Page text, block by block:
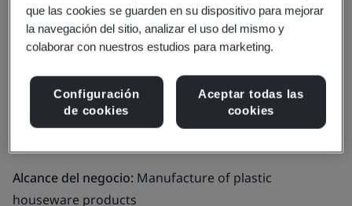
Dong Guan Prairie
Plastic Hardware Co.,
Ltd.
Alcance del negocio: Manufacture of plastic
houseware products
que las cookies se guarden en su dispositivo para mejorar
la navegación del sitio, analizar el uso del mismo y
colaborar con nuestros estudios para marketing.
Configuración
de cookies
Aceptar todas las
cookies